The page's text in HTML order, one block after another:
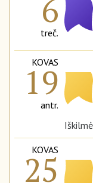
6
treč.
KOVAS
19
antr.
KOVAS
25